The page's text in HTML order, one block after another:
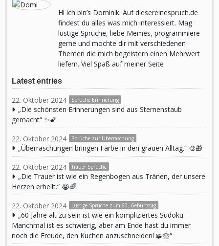
Hi ich bin’s Dominik. Auf diesereinespruch.de
findest du alles was mich interessiert. Mag
lustige Sprüche, liebe Memes, programmiere
gerne und möchte dir mit verschiedenen
Themen die mich begeistern einen Mehrwert
liefern. Viel Spaß auf meiner Seite
Latest entries
22. Oktober 2024 Sprüche Erinnerung
„Die schönsten Erinnerungen sind aus Sternenstaub
gemacht“ ✨🌠
22. Oktober 2024 Sprüche zur Überraschung
„Überraschungen bringen Farbe in den grauen Alltag.“ 🎨🎁
22. Oktober 2024 Trauer Sprüche
„Die Trauer ist wie ein Regenbogen aus Tränen, der unsere
Herzen erhellt.“ 😭🌈
22. Oktober 2024 Lustige Sprüche zum 60. Geburtstag
„60 Jahre alt zu sein ist wie ein kompliziertes Sudoku:
Manchmal ist es schwierig, aber am Ende hast du immer
noch die Freude, den Kuchen anzuschneiden! 🧩🎂“